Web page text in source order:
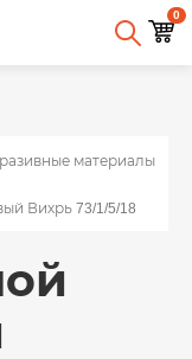
0
материалы
Вихрь 73/1/5/18